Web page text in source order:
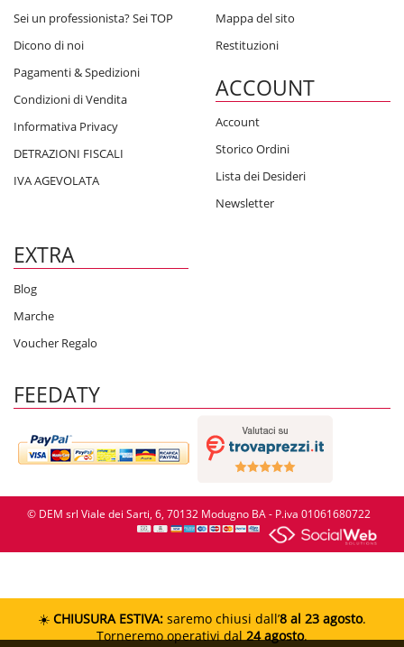
Sei un professionista? Sei TOP
Dicono di noi
Pagamenti & Spedizioni
Condizioni di Vendita
Informativa Privacy
DETRAZIONI FISCALI
IVA AGEVOLATA
Mappa del sito
Restituzioni
ACCOUNT
Account
Storico Ordini
Lista dei Desideri
Newsletter
EXTRA
Blog
Marche
Voucher Regalo
FEEDATY
© DEM srl Viale dei Sarti, 6, 70132 Modugno BA - P.iva 01061680722
☀️ CHIUSURA ESTIVA: saremo chiusi dall’8 al 23 agosto.
Torneremo operativi dal24 agosto.